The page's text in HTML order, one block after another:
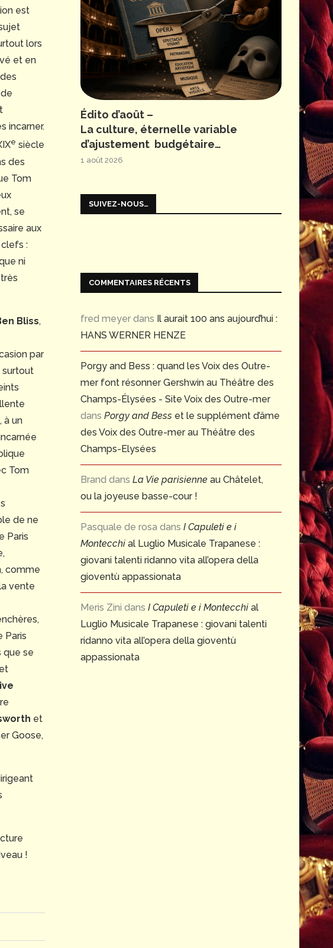
est
lors
et en
incarner.
e siècle
des
Tom
se
aux
:
ni
Bliss,
par
surtout
à un
Tom
de ne
Paris
comme
vente
Paris
que se
et
Goose,
!
Édito d’août –
La culture, éternelle variable
d’ajustement budgétaire…
1 août 2026
SUIVEZ-NOUS…
COMMENTAIRES RÉCENTS
fred meyer dans Il aurait 100 ans aujourd’hui :
HANS WERNER HENZE
Porgy and Bess : quand les Voix des Outre-
mer font résonner Gershwin au Théâtre des
Champs-Élysées - Site Voix des Outre-mer
dans Porgy and Bess et le supplément d’âme
des Voix des Outre-mer au Théâtre des
Champs-Elysées
Brand dans La Vie parisienne au Châtelet,
ou la joyeuse basse-cour !
Pasquale de rosa dans I Capuleti e i
Montecchi al Luglio Musicale Trapanese :
giovani talenti ridanno vita all’opera della
gioventù appassionata
Meris Zini dans I Capuleti e i Montecchi al
Luglio Musicale Trapanese : giovani talenti
ridanno vita all’opera della gioventù
appassionata